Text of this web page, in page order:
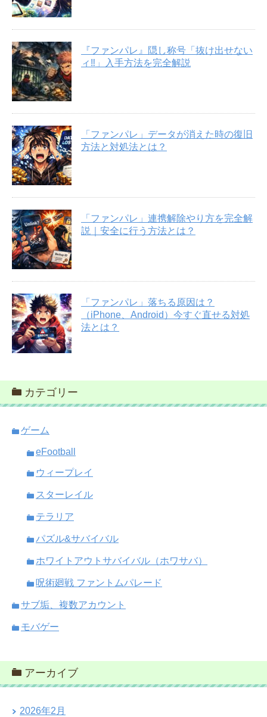
『ファンパレ』隠し称号「抜け出せない
ィ‼︎」入手方法を完全解説
「ファンパレ」データが消えた時の復旧
方法と対処法とは？
「ファンパレ」連携解除やり方を完全解
説｜安全に行う方法とは？
「ファンパレ」落ちる原因は？
（iPhone、Android）今すぐ直せる対処
法とは？
カテゴリー
ゲーム
eFootball
ウィープレイ
スターレイル
テラリア
パズル&サバイバル
ホワイトアウトサバイバル（ホワサバ）
呪術廻戦 ファントムパレード
サブ垢、複数アカウント
モバゲー
アーカイブ
2026年2月